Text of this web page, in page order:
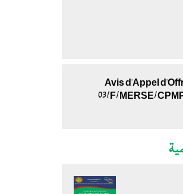
Avis d'Appel
03/F/MERSE/